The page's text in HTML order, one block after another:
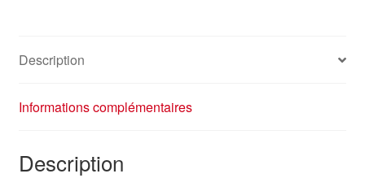
Description
Informations complémentaires
Description